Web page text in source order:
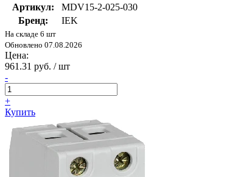
Артикул:
MDV15-2-025-030
Бренд:
IEK
На складе 6 шт
Обновлено 07.08.2026
Цена:
961.31 руб. / шт
-
+
Купить